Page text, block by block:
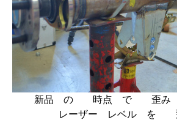
新品 の 時点 で 歪み
レーザー レベル を